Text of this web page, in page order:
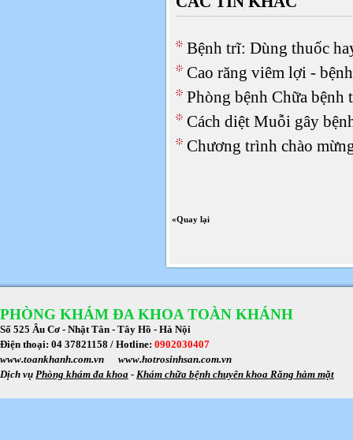
Bệnh trĩ: Dùng thuốc
Cao răng viêm lợi -
Phòng bệnh Chữa bệnh
Cách diệt Muỗi gây
Chương trình chào
«Quay lại
PHÒNG KHÁM ĐA KHOA TOÀN KHÁNH
Số 525 Âu Cơ - Nhật Tân - Tây Hồ - Hà Nội
Điện thoại: 04 37821158 / Hotline: 0902030407
www.toankhanh.com.vn www.hotrosinhsan.com.vn
Dịch vụ Phòng khám đa khoa - Khám chữa bệnh chuyên khoa Răng hàm mặt